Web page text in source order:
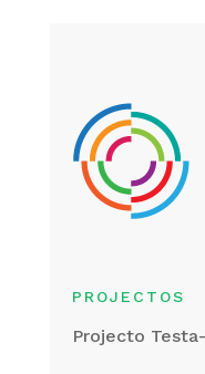
PROJECTOS
Projecto